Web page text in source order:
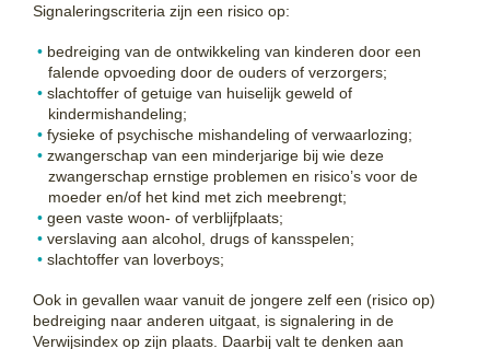
Signaleringscriteria zijn een risico op:
bedreiging van de ontwikkeling van kinderen door een
falende opvoeding door de ouders of verzorgers;
slachtoffer of getuige van huiselijk geweld of
kindermishandeling;
fysieke of psychische mishandeling of verwaarlozing;
zwangerschap van een minderjarige bij wie deze
zwangerschap ernstige problemen en risico’s voor de
moeder en/of het kind met zich meebrengt;
geen vaste woon- of verblijfplaats;
verslaving aan alcohol, drugs of kansspelen;
slachtoffer van loverboys;
Ook in gevallen waar vanuit de jongere zelf een (risico op)
bedreiging naar anderen uitgaat, is signalering in de
Verwijsindex op zijn plaats. Daarbij valt te denken aan